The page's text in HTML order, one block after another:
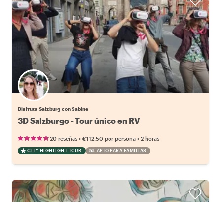
Disfruta Salzburg con Sabine
3D Salzburgo - Tour único en RV
20 reseñas • €112.50 por persona • 2 horas
CITY HIGHLIGHT TOUR APTO PARA FAMILIAS